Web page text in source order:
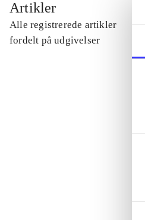
Artikler
Alle registrerede artikler
fordelt på udgivelser